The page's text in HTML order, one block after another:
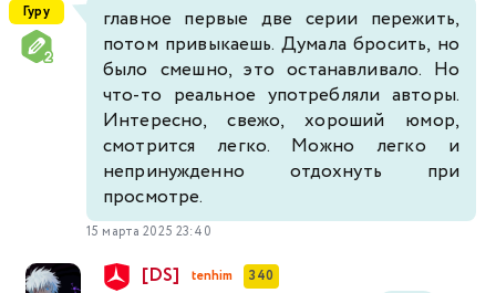
Гуру
главное первые две серии пережить,
потом привыкаешь. Думала бросить, но
было смешно, это останавливало. Но
что-то реальное употребляли авторы.
Интересно, свежо, хороший юмор,
смотрится легко. Можно легко и
непринужденно отдохнуть при
просмотре.
15 марта 2025 23:40
[DS] tenhim 340